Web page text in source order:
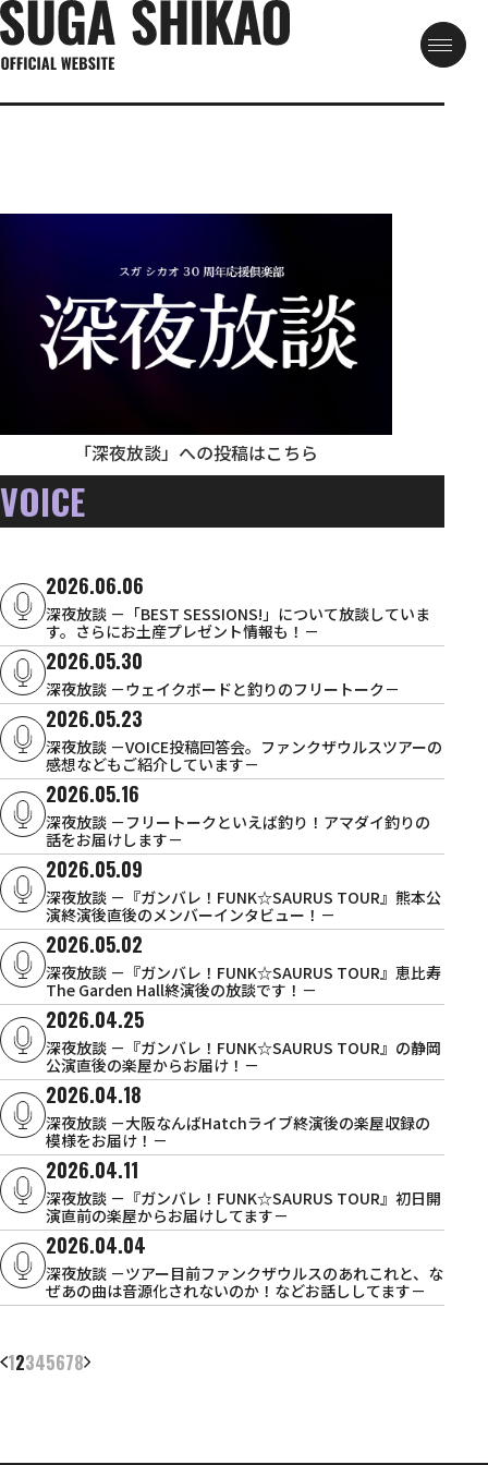
「深夜放談」への投稿はこちら
VOICE
2026.06.06
深夜放談 －「BEST SESSIONS!」について放談していま
す。さらにお土産プレゼント情報も！－
2026.05.30
深夜放談 －ウェイクボードと釣りのフリートーク－
2026.05.23
深夜放談 －VOICE投稿回答会。ファンクザウルスツアーの
感想などもご紹介しています－
2026.05.16
深夜放談 －フリートークといえば釣り！アマダイ釣りの
話をお届けします－
2026.05.09
深夜放談 －『ガンバレ！FUNK☆SAURUS TOUR』熊本公
演終演後直後のメンバーインタビュー！－
2026.05.02
深夜放談 －『ガンバレ！FUNK☆SAURUS TOUR』恵比寿
The Garden Hall終演後の放談です！－
2026.04.25
深夜放談 －『ガンバレ！FUNK☆SAURUS TOUR』の静岡
公演直後の楽屋からお届け！－
2026.04.18
深夜放談 －大阪なんばHatchライブ終演後の楽屋収録の
模様をお届け！－
2026.04.11
深夜放談 －『ガンバレ！FUNK☆SAURUS TOUR』初日開
演直前の楽屋からお届けしてます－
2026.04.04
深夜放談 －ツアー目前ファンクザウルスのあれこれと、な
ぜあの曲は音源化されないのか！などお話ししてます－
12345678